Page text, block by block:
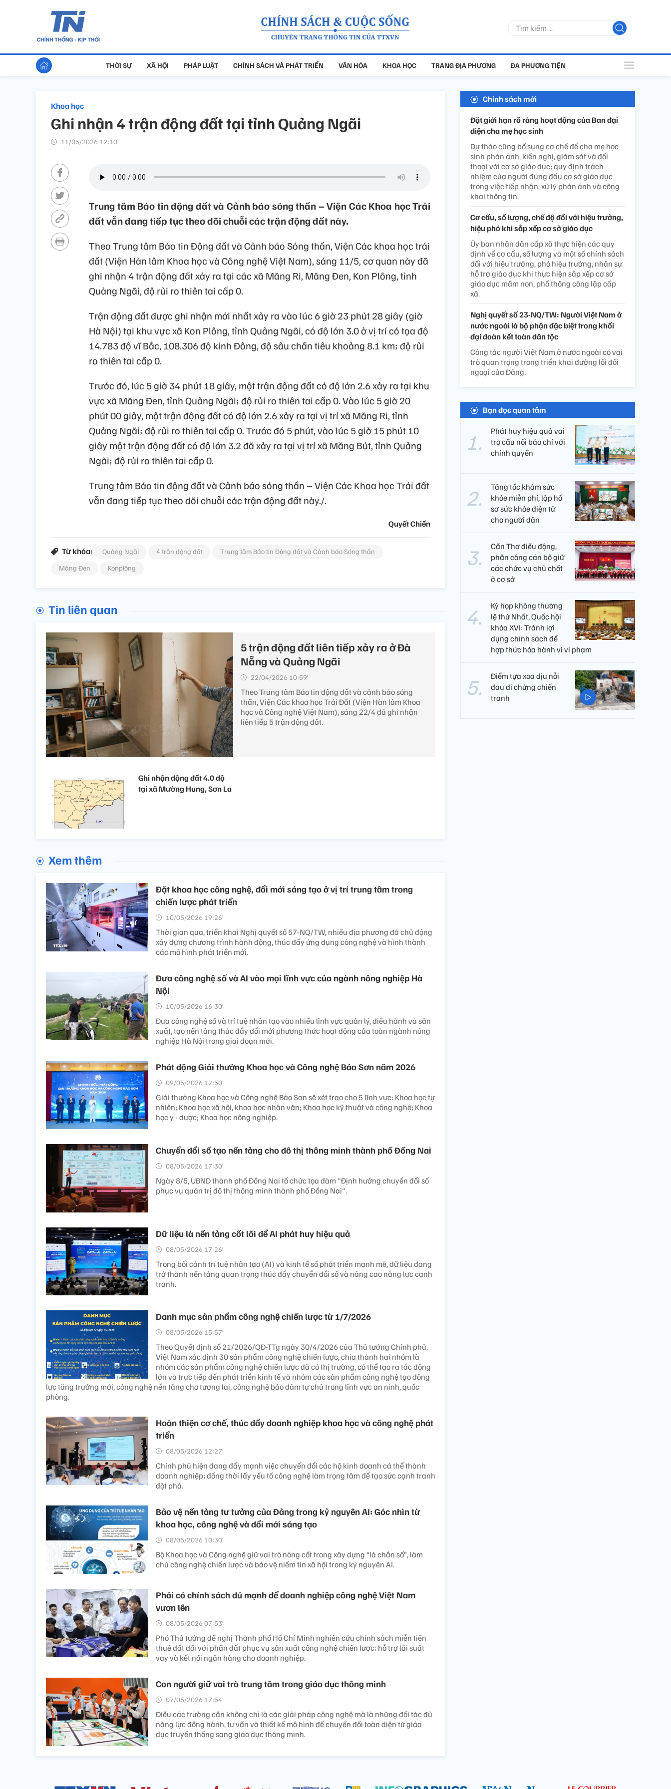
THỜI SỰ XÃ HỘI PHÁP LUẬT CHÍNH SÁCH VÀ PHÁT TRIỂN VĂN HÓA KHOA HỌC TRANG ĐỊA PHƯƠNG ĐA PHƯƠNG TIỆN
Khoa học
Ghi nhận 4 trận động đất tại tỉnh Quảng Ngãi
11/05/2026 12:10’
Trung tâm Báo tin động đất và Cảnh báo sóng thần – Viện Các Khoa học Trái
đất vẫn đang tiếp tục theo dõi chuỗi các trận động đất này.
Theo Trung tâm Báo tin Động đất và Cảnh báo Sóng thần, Viện Các khoa học trái
đất (Viện Hàn lâm Khoa học và Công nghệ Việt Nam), sáng 11/5, cơ quan này đã
ghi nhận 4 trận động đất xảy ra tại các xã Măng Ri, Măng Đen, Kon Plông, tỉnh
Quảng Ngãi, độ rủi ro thiên tai cấp 0.
Trận động đất được ghi nhận mới nhất xảy ra vào lúc 6 giờ 23 phút 28 giây (giờ
Hà Nội) tại khu vực xã Kon Plông, tỉnh Quảng Ngãi, có độ lớn 3.0 ở vị trí có tọa độ
14.783 độ vĩ Bắc, 108.306 độ kinh Đông, độ sâu chấn tiêu khoảng 8.1 km; độ rủi
ro thiên tai cấp 0.
Trước đó, lúc 5 giờ 34 phút 18 giây, một trận động đất có độ lớn 2.6 xảy ra tại khu
vực xã Măng Đen, tỉnh Quảng Ngãi; độ rủi ro thiên tai cấp 0. Vào lúc 5 giờ 20
phút 00 giây, một trận động đất có độ lớn 2.6 xảy ra tại vị trí xã Măng Ri, tỉnh
Quảng Ngãi; độ rủi ro thiên tai cấp 0. Trước đó 5 phút, vào lúc 5 giờ 15 phút 10
giây một trận động đất có độ lớn 3.2 đã xảy ra tại vị trí xã Măng Bút, tỉnh Quảng
Ngãi; độ rủi ro thiên tai cấp 0.
Trung tâm Báo tin động đất và Cảnh báo sóng thần – Viện Các Khoa học Trái đất
vẫn đang tiếp tục theo dõi chuỗi các trận động đất này./.
Quyết Chiến
Từ khóa: Quảng Ngãi 4 trận động đất
Trung tâm Báo tin Động đất và Cảnh báo Sóng thần
Măng Đen
Konplông
Tin liên quan
5 trận động đất liên tiếp xảy ra ở Đà
Nẵng và Quảng Ngãi
22/04/2026 10:59’
Theo Trung tâm Báo tin động đất và cảnh báo sóng
thần, Viện Các khoa học Trái Đất (Viện Hàn lâm Khoa
học và Công nghệ Việt Nam), sáng 22/4 đã ghi nhận
liên tiếp 5 trận động đất.
Ghi nhận động đất 4.0 độ
tại xã Mường Hung, Sơn La
Xem thêm
Đặt khoa học công nghệ, đổi mới sáng tạo ở vị trí trung tâm trong
chiến lược phát triển
10/05/2026 19:26’
Thời gian qua, triển khai Nghị quyết số 57-NQ/TW, nhiều địa phương đã chủ động
xây dựng chương trình hành động, thúc đẩy ứng dụng công nghệ và hình thành
các mô hình phát triển mới.
Đưa công nghệ số và AI vào mọi lĩnh vực của ngành nông nghiệp Hà
Nội
10/05/2026 16:30’
Đưa công nghệ số và trí tuệ nhân tạo vào nhiều lĩnh vực quản lý, điều hành và sản
xuất, tạo nền tảng thúc đẩy đổi mới phương thức hoạt động của toàn ngành nông
nghiệp Hà Nội trong giai đoạn mới.
Phát động Giải thưởng Khoa học và Công nghệ Bảo Sơn năm 2026
09/05/2026 12:50’
Giải thưởng Khoa học và Công nghệ Bảo Sơn sẽ xét trao cho 5 lĩnh vực: Khoa học tự
nhiên; Khoa học xã hội, khoa học nhân văn; Khoa học kỹ thuật và công nghệ; Khoa
học y - dược; Khoa học nông nghiệp.
Chuyển đổi số tạo nền tảng cho đô thị thông minh thành phố Đồng Nai
08/05/2026 17:30’
Ngày 8/5, UBND thành phố Đồng Nai tổ chức tọa đàm "Định hướng chuyển đổi số
phục vụ quản trị đô thị thông minh thành phố Đồng Nai".
Dữ liệu là nền tảng cốt lõi để AI phát huy hiệu quả
08/05/2026 17:26’
Trong bối cảnh trí tuệ nhân tạo (AI) và kinh tế số phát triển mạnh mẽ, dữ liệu đang
trở thành nền tảng quan trọng thúc đẩy chuyển đổi số và nâng cao năng lực cạnh
tranh.
Danh mục sản phẩm công nghệ chiến lược từ 1/7/2026
08/05/2026 15:57’
Theo Quyết định số 21/2026/QĐ-TTg ngày 30/4/2026 của Thủ tướng Chính phủ,
Việt Nam xác định 30 sản phẩm công nghệ chiến lược, chia thành hai nhóm là
nhóm các sản phẩm công nghệ chiến lược đã có thị trường, có thể tạo ra tác động
lớn và trực tiếp đến phát triển kinh tế và nhóm các sản phẩm công nghệ tạo động
lực tăng trưởng mới, công nghệ nền tảng cho tương lai, công nghệ bảo đảm tự chủ trong lĩnh vực an ninh, quốc
phòng.
Hoàn thiện cơ chế, thúc đẩy doanh nghiệp khoa học và công nghệ phát
triển
08/05/2026 12:27’
Chính phủ hiện đang đẩy mạnh việc chuyển đổi các hộ kinh doanh cá thể thành
doanh nghiệp; đồng thời lấy yếu tố công nghệ làm trọng tâm để tạo sức cạnh tranh
đột phá.
Bảo vệ nền tảng tư tưởng của Đảng trong kỷ nguyên AI: Góc nhìn từ
khoa học, công nghệ và đổi mới sáng tạo
08/05/2026 10:30’
Bộ Khoa học và Công nghệ giữ vai trò nòng cốt trong xây dựng “lá chắn số”, làm
chủ công nghệ chiến lược và bảo vệ niềm tin xã hội trong kỷ nguyên AI.
Phải có chính sách đủ mạnh để doanh nghiệp công nghệ Việt Nam
vươn lên
08/05/2026 07:53’
Phó Thủ tướng đề nghị Thành phố Hồ Chí Minh nghiên cứu chính sách miễn tiền
thuê đất đối với phần đất phục vụ sản xuất công nghệ chiến lược; hỗ trợ lãi suất
vay và kết nối ngân hàng cho doanh nghiệp.
Con người giữ vai trò trung tâm trong giáo dục thông minh
07/05/2026 17:54’
Điều các trường cần không chỉ là các giải pháp công nghệ mà là những đối tác đủ
năng lực đồng hành, tư vấn và thiết kế mô hình để chuyển đổi toàn diện từ giáo
dục truyền thống sang giáo dục thông minh.
Chính sách mới
Đặt giới hạn rõ ràng hoạt động của Ban đại
diện cha mẹ học sinh
Dự thảo cũng bổ sung cơ chế để cha mẹ học
sinh phản ánh, kiến nghị, giám sát và đối
thoại với cơ sở giáo dục; quy định trách
nhiệm của người đứng đầu cơ sở giáo dục
trong việc tiếp nhận, xử lý phản ánh và công
khai thông tin.
Cơ cấu, số lượng, chế độ đối với hiệu trưởng,
hiệu phó khi sắp xếp cơ sở giáo dục
Ủy ban nhân dân cấp xã thực hiện các quy
định về cơ cấu, số lượng và một số chính sách
đối với hiệu trưởng, phó hiệu trưởng, nhân sự
hỗ trợ giáo dục khi thực hiện sắp xếp cơ sở
giáo dục mầm non, phổ thông công lập cấp
xã.
Nghị quyết số 23-NQ/TW: Người Việt Nam ở
nước ngoài là bộ phận đặc biệt trong khối
đại đoàn kết toàn dân tộc
Công tác người Việt Nam ở nước ngoài có vai
trò quan trọng trong triển khai đường lối đối
ngoại của Đảng.
Bạn đọc quan tâm
Phát huy hiệu quả vai
trò cầu nối báo chí với
chính quyền
Tăng tốc khám sức
khỏe miễn phí, lập hồ
sơ sức khỏe điện tử
cho người dân
Cần Thơ điều động,
phân công cán bộ giữ
các chức vụ chủ chốt
ở cơ sở
Kỳ họp không thường
lệ thứ Nhất, Quốc hội
khóa XVI: Tránh lợi
dụng chính sách để
hợp thức hóa hành vi vi phạm
Điểm tựa xoa dịu nỗi
đau di chứng chiến
tranh